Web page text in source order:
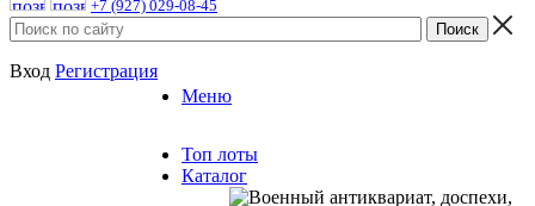
+7 (927) 029-08-45
Вход Регистрация
Меню
Топ лоты
Каталог